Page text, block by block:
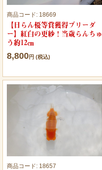
商品コード: 18669
【日らん優等賞獲得ブリーダ
ー】紅白の更紗！当歳らんちゅ
う約12㎝
8,800円 (税込)
商品コード: 18657